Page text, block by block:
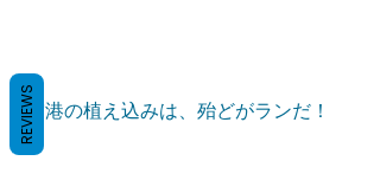
空港の植え込みは、殆どがランだ！
REVIEWS